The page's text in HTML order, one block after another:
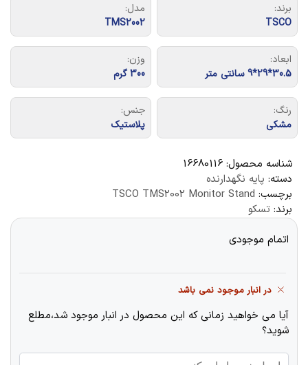
برند:
TSCO
مدل:
TMS2002
ابعاد:
30.5*29*9 سانتی متر
وزن:
300 گرم
رنگ:
مشکی
جنس:
پلاستیک
شناسه محصول: 16680116
دسته: پایه نگهدارنده
برچسب: TSCO TMS2002 Monitor Stand
برند: تسکو
اتمام موجودی
در انبار موجود نمی باشد
آیا می خواهید زمانی که این محصول در انبار موجود شد،مطلع
شوید؟